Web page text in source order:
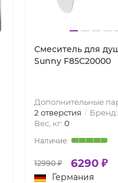
Смеситель для
Sunny F85C20000
Дополнительные
2 отверстия
Бренд:
Вес, кг: 0
12990 ₽ 6290 ₽
Германия